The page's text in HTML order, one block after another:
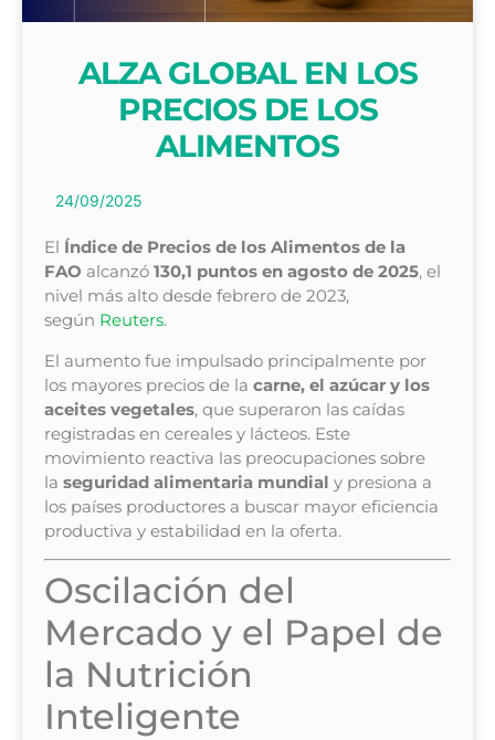
ALZA GLOBAL EN LOS
PRECIOS DE LOS
ALIMENTOS
24/09/2025
El Índice de Precios de los Alimentos de la
FAO alcanzó 130,1 puntos en agosto de 2025, el
nivel más alto desde febrero de 2023,
según Reuters.
El aumento fue impulsado principalmente por
los mayores precios de la carne, el azúcar y los
aceites vegetales, que superaron las caídas
registradas en cereales y lácteos. Este
movimiento reactiva las preocupaciones sobre
la seguridad alimentaria mundial y presiona a
los países productores a buscar mayor eficiencia
productiva y estabilidad en la oferta.
Oscilación del
Mercado y el Papel de
la Nutrición
Inteligente